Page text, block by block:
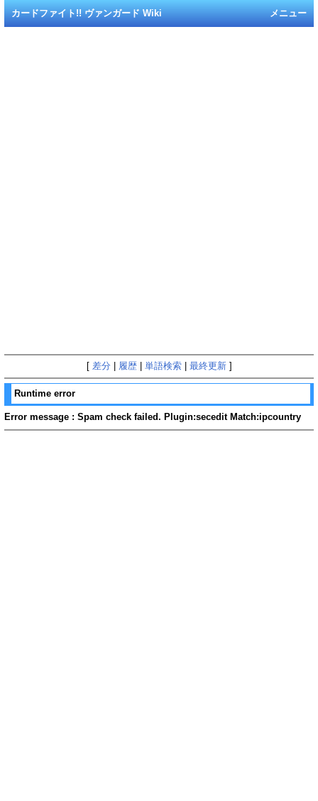
メニュー
カードファイト!! ヴァンガード Wiki
[ 差分 履歴| 単語検索| 最終更新]
Runtime error
Error message : Spam check failed. Plugin:secedit Match:ipcountry